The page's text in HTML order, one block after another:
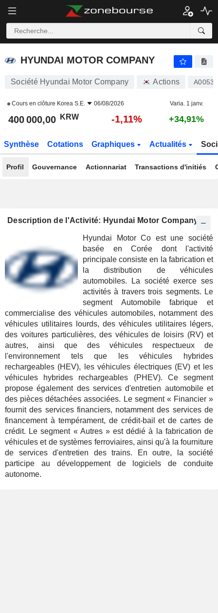
HYUNDAI MOTOR COMPANY
Société Hyundai Motor Company Actions
Cours en clôture Korea S.E. 06/08/2026 Varia. 1 janv.
400 000,00 KRW -1,11% +34,91%
Synthèse Cotations Graphiques Actualités
Profil Gouvernance Actionnariat Transactions d'initiés
Description de l'Activité: Hyundai Motor Company
Hyundai Motor Co est une société
basée en Corée dont l'activité
principale consiste en la fabrication et
la distribution de véhicules
automobiles. La société exerce ses
activités à travers trois segments. Le
segment Automobile fabrique et
commercialise des véhicules automobiles, notamment des
véhicules utilitaires lourds, des véhicules utilitaires légers,
des voitures particulières, des véhicules de loisirs (RV) et
autres, ainsi que des véhicules respectueux de
l'environnement tels que les véhicules hybrides
rechargeables (HEV), les véhicules électriques (EV) et les
véhicules hybrides rechargeables (PHEV). Ce segment
propose également des services d'entretien automobile et
des pièces détachées associées. Le segment « Financier »
fournit des services financiers, notamment des services de
financement à tempérament, de crédit-bail et de cartes de
crédit. Le segment « Autres » est dédié à la fabrication de
véhicules et de systèmes ferroviaires, ainsi qu'à la fourniture
de services d'entretien des trains. En outre, la société
participe au développement de logiciels de conduite
autonome.